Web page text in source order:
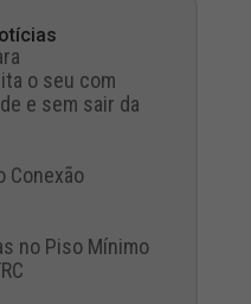
o seu com
e sem sair da
Conexão
no Piso Mínimo